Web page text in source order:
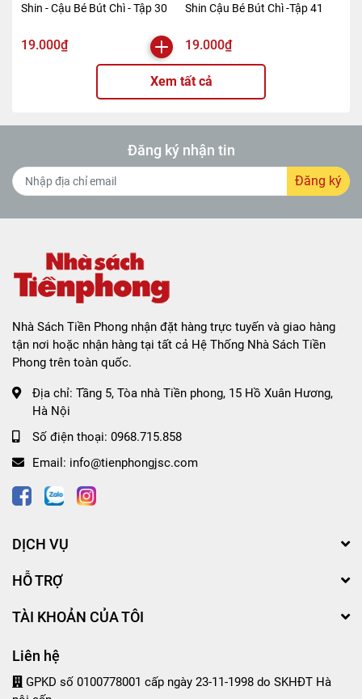
Shin - Cậu Bé Bút Chì - Tập 30
19.000₫
Shin Cậu Bé Bút Chì -Tập 41
19.000₫
Xem tất cả
Đăng ký nhận tin
Đăng ký
Nhà Sách Tiền Phong nhận đặt hàng trực tuyến và giao hàng
tận nơi hoặc nhận hàng tại tất cả Hệ Thống Nhà Sách Tiền
Phong trên toàn quốc.
Địa chỉ: Tầng 5, Tòa nhà Tiền phong, 15 Hồ Xuân Hương,
Hà Nội
Số điện thoại: 0968.715.858
Email: info@tienphongjsc.com
DỊCH VỤ
HỖ TRỢ
TÀI KHOẢN CỦA TÔI
Liên hệ
GPKD số 0100778001 cấp ngày 23-11-1998 do SKHĐT Hà